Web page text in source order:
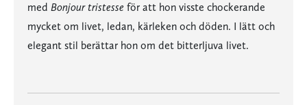
med Bonjour tristesse för att hon visste chockerande
mycket om livet, ledan, kärleken och döden. I lätt och
elegant stil berättar hon om det bitterljuva livet.